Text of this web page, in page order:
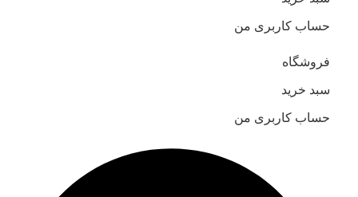
حساب کاربری من
فروشگاه
سبد خرید
حساب کاربری من